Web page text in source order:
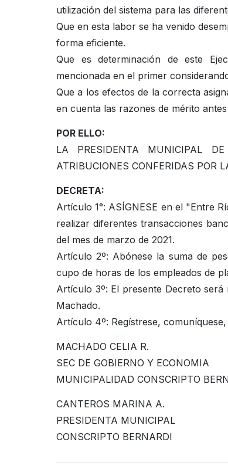
utilización del sistema para las
Que en esta labor se ha venido
forma eficiente.
Que es determinación de este
mencionada en el primer
Que a los efectos de la correcta
en cuenta las razones de mérito
POR ELLO:
LA PRESIDENTA MUNICIPAL
ATRIBUCIONES CONFERIDAS POR
DECRETA:
Artículo 1°: ASÍGNESE en el "Entre
realizar diferentes transacciones
del mes de marzo de 2021.
Artículo 2º: Abónese la suma de
cupo de horas de los empleados de
Artículo 3º: El presente Decreto
Machado.
Artículo 4º: Regístrese,
MACHADO CELIA R.
SEC DE GOBIERNO Y ECONOMIA
MUNICIPALIDAD CONSCRIPTO
CANTEROS MARINA A.
PRESIDENTA MUNICIPAL
CONSCRIPTO BERNARDI